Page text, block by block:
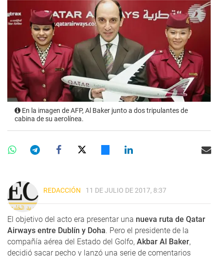
En la imagen de AFP, Al Baker junto a dos tripulantes de
cabina de su aerolínea.
REDACCIÓN 11 DE JULIO DE 2017, 8:37
El objetivo del acto era presentar una nueva ruta de Qatar
Airways entre Dublín y Doha. Pero el presidente de la
compañía aérea del Estado del Golfo, Akbar Al Baker,
decidió sacar pecho y lanzó una serie de comentarios